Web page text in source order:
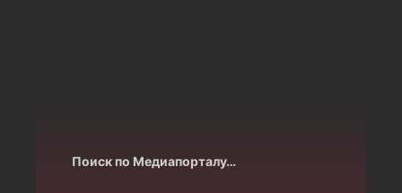
Поиск по Медиапорталу…